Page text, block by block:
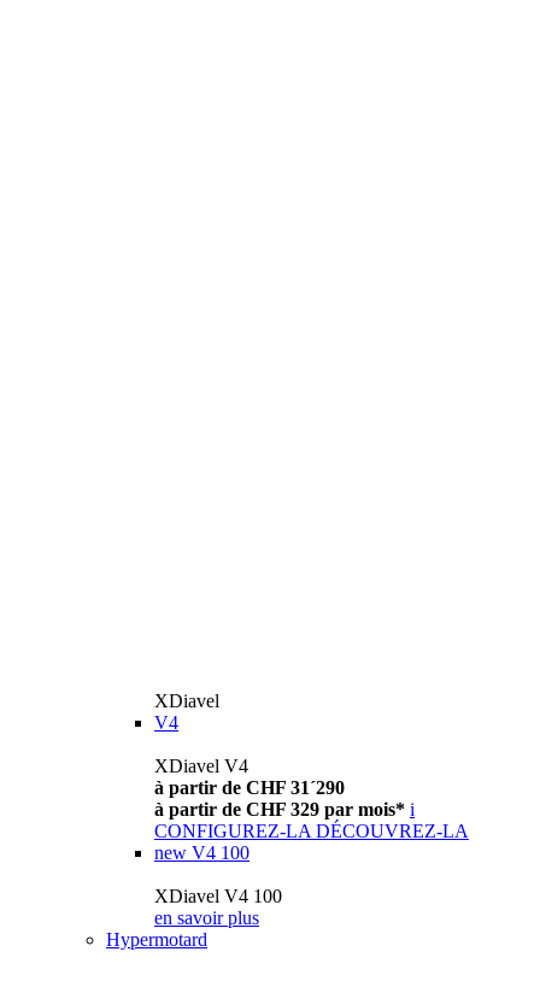
XDiavel
V4
XDiavel V4
à partir de CHF 31´290
à partir de CHF 329 par mois* i
CONFIGUREZ-LA DÉCOUVREZ-LA
new V4 100
XDiavel V4 100
en savoir plus
Hypermotard